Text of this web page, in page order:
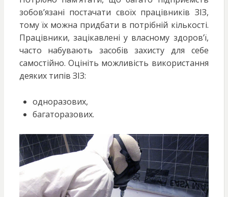
зобов’язані постачати своїх працівників ЗІЗ,
тому їх можна придбати в потрібній кількості.
Працівники, зацікавлені у власному здоров’ї,
часто набувають засобів захисту для себе
самостійно. Оцініть можливість використання
деяких типів ЗІЗ:
одноразових,
багаторазових.